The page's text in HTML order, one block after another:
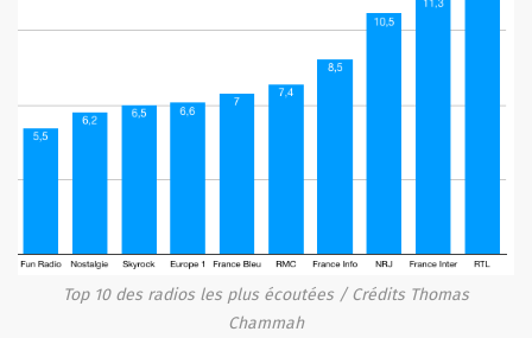
Top 10 des radios les plus écoutées / Crédits Thomas
Chammah